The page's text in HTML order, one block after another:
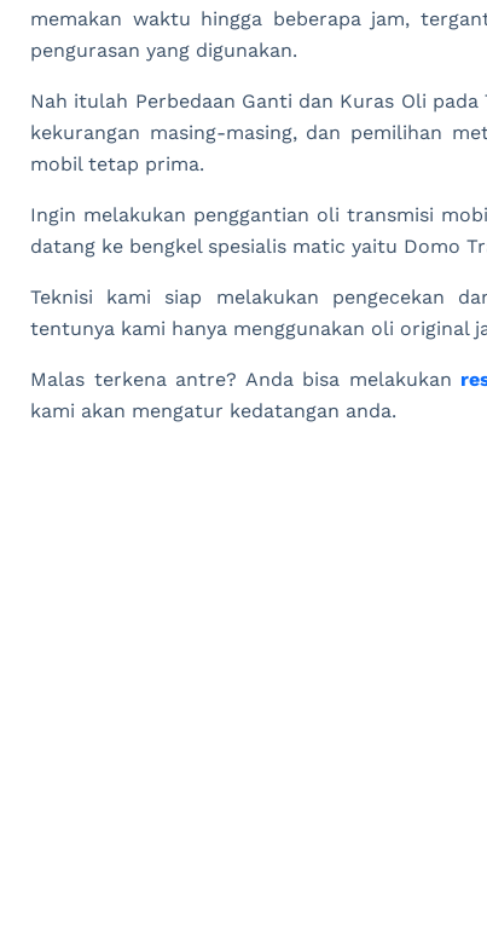
memakan waktu hingga beberapa jam,
pengurasan yang digunakan.
Nah itulah Perbedaan Ganti dan Kuras Oli
kekurangan masing-masing, dan pemilihan
mobil tetap prima.
Ingin melakukan penggantian oli transmisi
datang ke bengkel spesialis matic yaitu Domo
Teknisi kami siap melakukan pengecekan
tentunya kami hanya menggunakan oli original
Malas terkena antre? Anda bisa melakukan
kami akan mengatur kedatangan anda.